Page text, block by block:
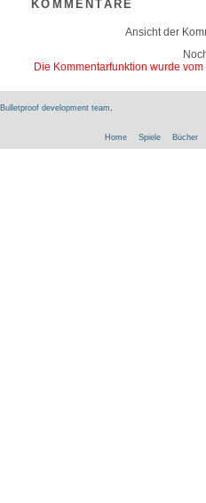
KOMMENTARE
Ansicht der
Die Kommentarfunktion wurde
Bulletproof development team
Home Spiele Bücher